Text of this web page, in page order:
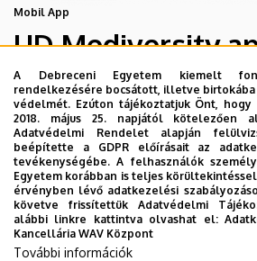
Mobil App
UD Mediversity
Az UD Mediversity mobilalkalmazás
előremutató fejlesztése, melynek
és a hozzátartozók egyszerűen,
eligazodhassanak a Klinikai Központ
között, mert az Ön egészsége a mi
Debreceni Egyetem egészségügyi
alkalmazása lehetővé teszi
egyetem egészségügyi
A Debreceni Egyetem kiemelt
rendelkezésére bocsátott, illetve
védelmét. Ezúton tájékoztatjuk Önt, hogy
2018. május 25. napjától kötelezően
Adatvédelmi Rendelet alapján
beépítette a GDPR előírásait az
tevékenységébe. A felhasználók
Egyetem korábban is teljes
érvényben lévő adatkezelési
követve frissítettük Adatvédelmi
alábbi linkre kattintva olvashat el:
Kancellária WAV Központ
További információk